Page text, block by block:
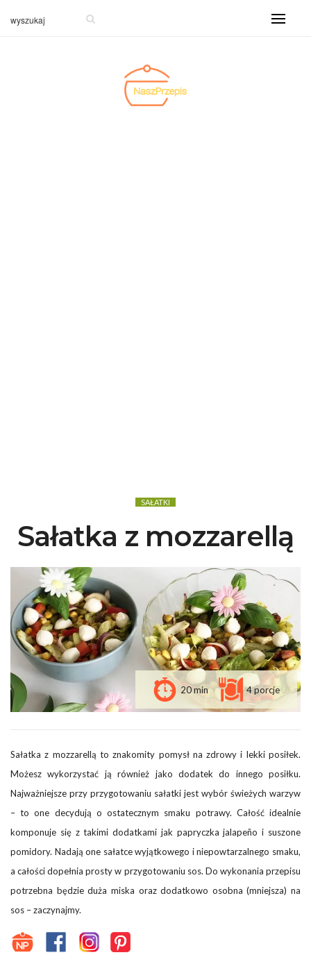
SAŁATKI
Sałatka z mozzarellą
Sałatka z mozzarellą to znakomity pomysł na zdrowy i lekki posiłek.
Możesz wykorzystać ją również jako dodatek do innego posiłku.
Najważniejsze przy przygotowaniu sałatki jest wybór świeżych warzyw
– to one decydują o ostatecznym smaku potrawy. Całość idealnie
komponuje się z takimi dodatkami jak papryczka jalapeño i suszone
pomidory. Nadają one sałatce wyjątkowego i niepowtarzalnego smaku,
a całości dopełnia prosty w przygotowaniu sos. Do wykonania przepisu
potrzebna będzie duża miska oraz dodatkowo osobna (mniejsza) na
sos – zaczynajmy.
20 min 4 porcje